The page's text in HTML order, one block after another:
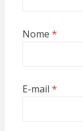
Nome *
E-mail *